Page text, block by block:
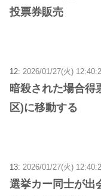
投票券販売
12: 2026/01/27(火)
暗殺された場合得
区)に移動する
13: 2026/01/27(火)
選挙カー同士が出